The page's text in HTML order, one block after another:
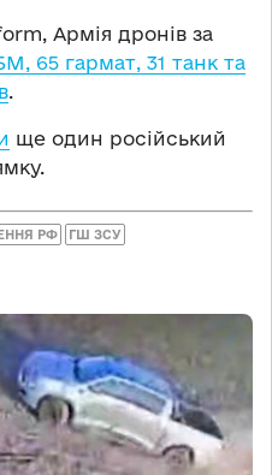
Армія дронів за
65 гармат, 31 танк та
.
ще один російський
РФ ГШ ЗСУ